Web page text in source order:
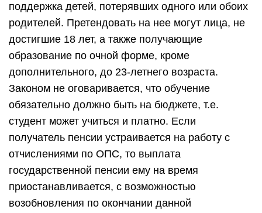
поддержка детей, потерявших одного или обоих
родителей. Претендовать на нее могут лица, не
достигшие 18 лет, а также получающие
образование по очной форме, кроме
дополнительного, до 23-летнего возраста.
Законом не оговаривается, что обучение
обязательно должно быть на бюджете, т.е.
студент может учиться и платно. Если
получатель пенсии устраивается на работу с
отчислениями по ОПС, то выплата
государственной пенсии ему на время
приостанавливается, с возможностью
возобновления по окончании данной